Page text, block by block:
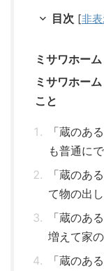
目次 [非
ミサワホー
ミサワホー
こと
「蔵のあ
も普通に
「蔵のあ
て物の出
「蔵のあ
増えて家
「蔵のあ